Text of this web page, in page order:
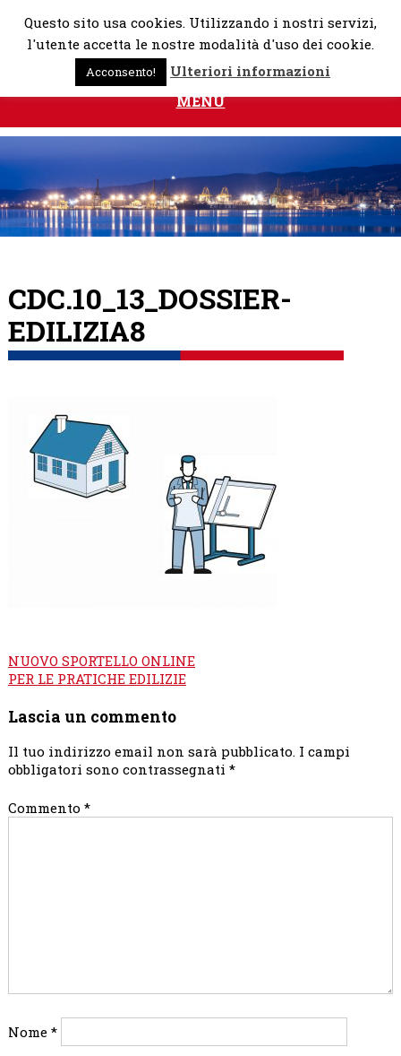
Skip
MENU
CDC.10_13_DOSSIER-
EDILIZIA8
Navigazione
articoli
NUOVO SPORTELLO ONLINE
PER LE PRATICHE EDILIZIE
Lascia un commento
Il tuo indirizzo email non sarà pubblicato. I campi
obbligatori sono contrassegnati *
Commento *
Nome *
Questo sito usa cookies. Utilizzando i nostri servizi,
l'utente accetta le nostre modalità d'uso dei cookie.
Acconsento! Ulteriori informazioni